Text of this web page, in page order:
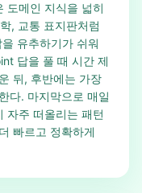
도메인 지식을 넓히
, 교통 표지판처럼
유추하기가 쉬워
답을 풀 때 시간 제
뒤, 후반에는 가장
다. 마지막으로 매일
자주 떠올리는 패턴
빠르고 정확하게